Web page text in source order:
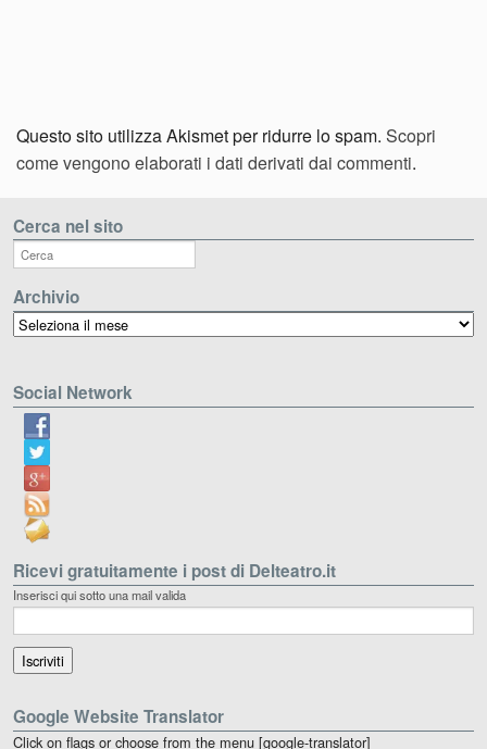
Questo sito utilizza Akismet per ridurre lo spam. Scopri
come vengono elaborati i dati derivati dai commenti.
Cerca nel sito
Archivio
Archivio
Social Network
Ricevi gratuitamente i post di Delteatro.it
Inserisci qui sotto una mail valida
Google Website Translator
Click on flags or choose from the menu [google-translator]